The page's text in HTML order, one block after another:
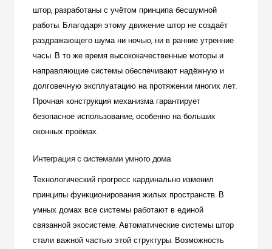
штор, разработаны с учётом принципа бесшумной
работы. Благодаря этому движение штор не создаёт
раздражающего шума ни ночью, ни в ранние утренние
часы. В то же время высококачественные моторы и
направляющие системы обеспечивают надёжную и
долговечную эксплуатацию на протяжении многих лет.
Прочная конструкция механизма гарантирует
безопасное использование, особенно на больших
оконных проёмах.
Интеграция с системами умного дома
Технологический прогресс кардинально изменил
принципы функционирования жилых пространств. В
умных домах все системы работают в единой
связанной экосистеме. Автоматические системы штор
стали важной частью этой структуры. Возможность